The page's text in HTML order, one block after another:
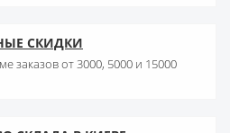
СКИДКИ
заказов от 3000, 5000 и 15000